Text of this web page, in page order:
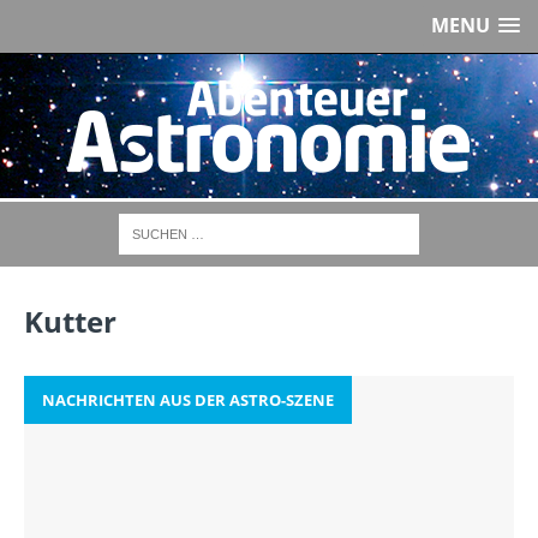
MENU
Kutter
NACHRICHTEN AUS DER ASTRO-SZENE